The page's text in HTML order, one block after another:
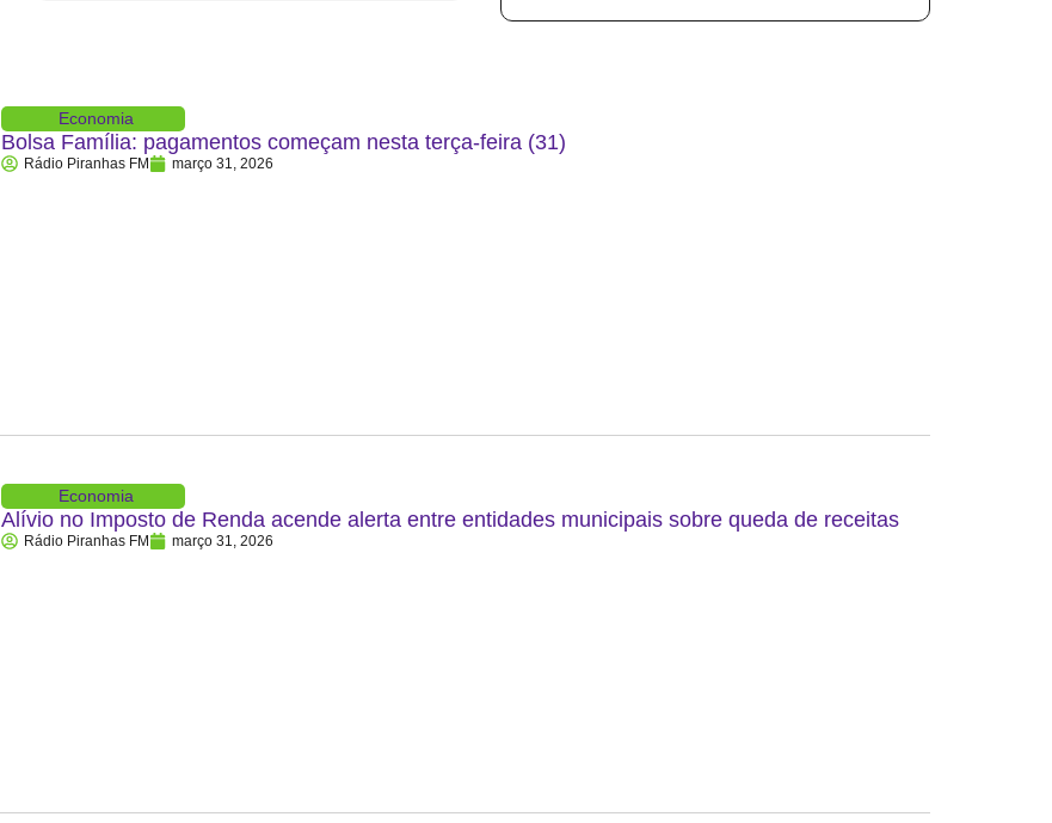
Economia
Bolsa Família: pagamentos começam nesta terça-feira (31)
Rádio Piranhas FM março 31, 2026
Economia
Alívio no Imposto de Renda acende alerta entre entidades municipais sobre queda de receitas
Rádio Piranhas FM março 31, 2026